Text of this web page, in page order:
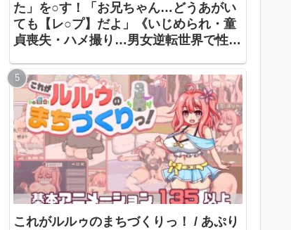
た」を○す！「お兄ちゃん…どうあがい
ても【レ○プ】だよ」《いじめられ・童
貞喪失・ハメ撮り…男女逆転世界で性犯
色
これがルルゥのまちづくりっ！ / あぷり